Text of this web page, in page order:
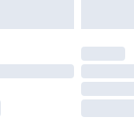
la maison,
les
être inutilisés